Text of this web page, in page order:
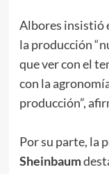
Albores insistió
la producción
que ver con el
con la
producción”,
Por su parte, la
Sheinbaum